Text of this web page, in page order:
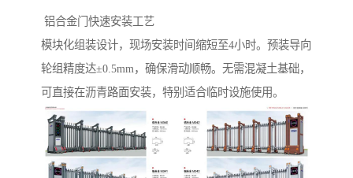
‌ 铝合金门快速安装工艺‌
模块化组装设计，现场安装时间缩短至4小时。预装导向
轮组精度达±0.5mm，确保滑动顺畅。无需混凝土基础，
可直接在沥青路面安装，特别适合临时设施使用。